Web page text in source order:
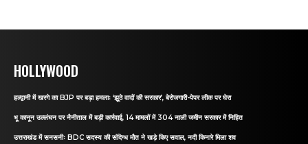
HOLLYWOOD
हल्द्वानी में खरगे का BJP पर बड़ा हमलाः ‘झूठे वादों की सरकार’, बेरोजगारी-पेपर लीक पर घेरा
भू कानून उल्लंघन पर नैनीताल में बड़ी कार्रवाई, 14 मामलों में 304 नाली जमीन सरकार में निहित
उत्तराखंड में सनसनीः BDC सदस्य की संदिग्ध मौत ने खड़े किए सवाल, नदी किनारे मिला शव